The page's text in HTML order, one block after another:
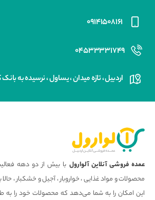
۰۹۱۴۱۵۰۸۱۶۱
۰۴۵۳۳۳۳۱۷۴۹
اردبیل ، تازه میدان ، یساول ، نرسیده به
عمده فروشی آنلاین آلوارول با بیش از دو دهه
محصولات و مواد غذایی ، خواروبار ، آجیل و خشکبار ،
این امکان را به شما می‌دهد که محصولات خود را به